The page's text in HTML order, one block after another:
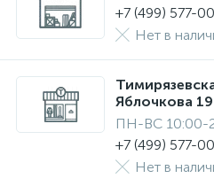
+7 (499) 577-
Нет в
Яблочкова 19
ПН-ВС 10:00-
+7 (499) 577-
Нет в